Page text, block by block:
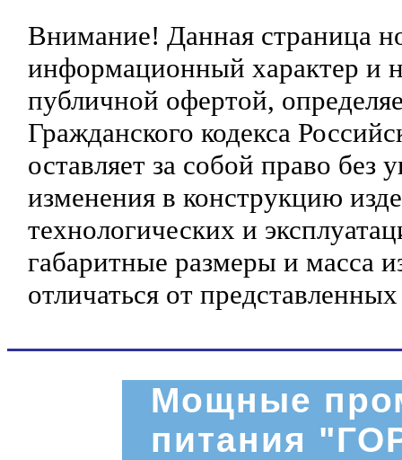
Внимание! Данная страница
информационный характер и
публичной офертой,
Гражданского кодекса
оставляет за собой право без
изменения в конструкцию
технологических и
габаритные размеры и масса
отличаться от
Мощные
питания